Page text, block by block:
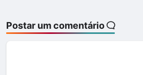
Postar um comentário